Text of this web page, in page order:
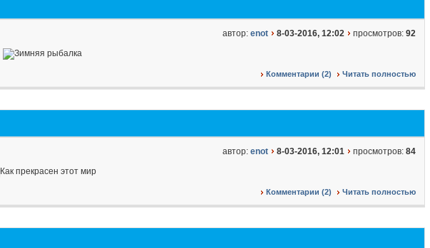
автор: enot 8-03-2016, 12:02 просмотров: 92
Комментарии (2) Читать полностью
автор: enot 8-03-2016, 12:01 просмотров: 84
Комментарии (2) Читать полностью